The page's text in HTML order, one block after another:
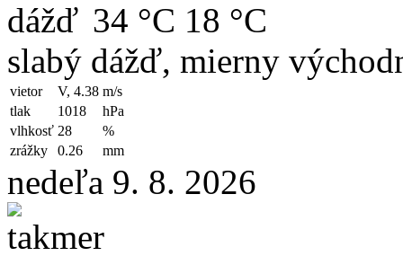
34 °C 18 °C
slabý dážď, mierny
vietor V, 4.38 m/s
tlak
1018
hPa
vlhkosť 28
%
zrážky
0.26 mm
nedeľa 9. 8. 2026